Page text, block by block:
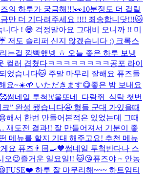
의 하루가 궁금해!!!👀10분정도 더 걸릴
만 더 기다려주세요 !!!! 죄송합니닷!!!🐱
다 ! 😅 걱정말아요 그대 비 오니까 !! 미
저도 슬리퍼 신지 않겠습니다 :) 크록스
는걸 깜빡했넹 ㅎ 오늘 좋은 하루 보냉
컬러 겹쳤다ㅋㅋㅋㅋㅋㅋㅋㅋ 공포 라이
었습니다🐱 주말 마무리 잘해요 퓨즈들
요~☀️🌱 いただきます😋좋은 밤 보내요
썸네일 투척!#울또네_다람쥐_식탁 첫번
” 완성 됐습니다🤩 형들 군대 가있을때
해서 한번 만들어본적은 있었는데 그때
재도전 결과!! 잘 만들어져서 기분이 좋
메뉴를 할지 기대 해주고요! 추천 메뉴
요 퓨즈👨🏻‍🍳💙썸네일 투척반다나 스
오😉즐거운 일요일!! 🐱😘퓨즈야 ~ 안농
FUSE❤️ 하루 잘 마무리해~~~ 하트임티